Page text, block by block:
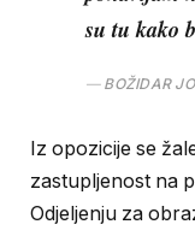
su tu kako
BOŽIDAR
Iz opozicije se
zastupljenost na
Odjeljenju za